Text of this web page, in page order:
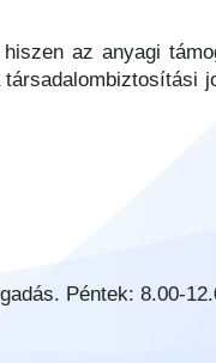
az anyagi
Péntek: 8.00-